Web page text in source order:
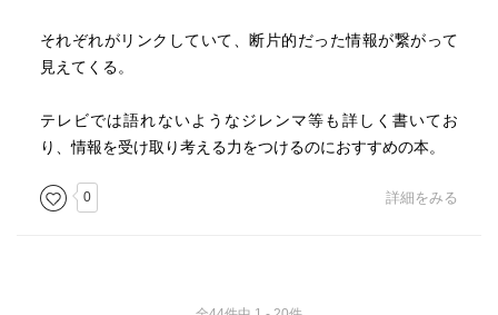
多くの人がSNSの力を過大評価していて、たとえば、「ア
ど、本当に民衆を動かしているのは、いまだにテレビなん
です。
だから、テレビ局を押さえるというのは、大切なんです
の書店にはどんな本があるのかを見て判断しています。
それぞれがリンクしていて、断片的だった情報が繋がって
見えてくる。
テレビでは語れないようなジレンマ等も詳しく書いてお
り、情報を受け取り考える力をつけるのにおすすめの本。
0 詳細をみる